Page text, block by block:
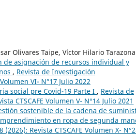
Olivares Taipe, Víctor Hilario Tarazona
de asignación de recursos individual y
, Revista de Investigación
VI- N°17 Julio 2022
social pre Covid-19 Parte I , Revista de
CTSCAFE Volumen V- N°14 Julio 2021
sostenible de la cadena de
en ropa de segunda
Revista CTSCAFE Volumen X-